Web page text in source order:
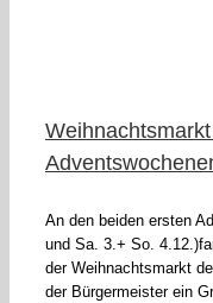
An den beiden ersten
und Sa. 3.+ So.
der Weihnachtsmarkt
der Bürgermeister ein